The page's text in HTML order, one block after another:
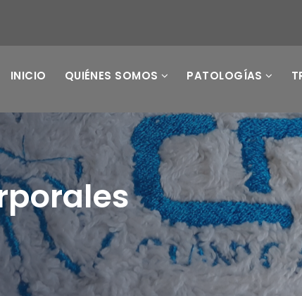
INICIO QUIÉNES SOMOS PATOLOGÍAS